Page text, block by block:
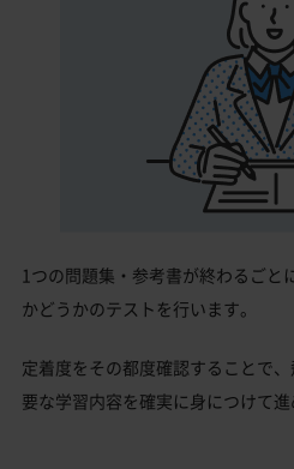
1つの問題集・参考書が終わるごと
かどうかのテストを行います。
定着度をその都度確認することで
要な学習内容を確実に身につけて進